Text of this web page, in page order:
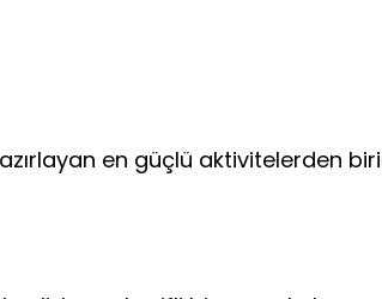
en güçlü aktivitelerden